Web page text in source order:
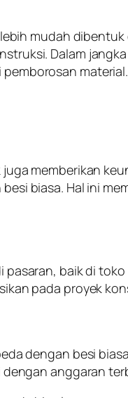
mudah
Dalam
material.
memberikan
biasa. Hal ini
baik di
pada proyek
dengan besi
anggaran